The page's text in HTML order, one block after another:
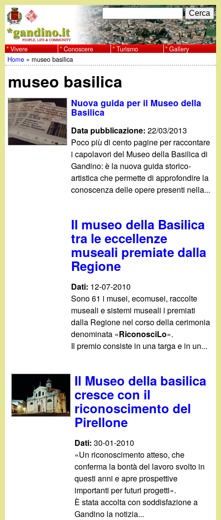
al
contenuto
principale
w
w
w
.
g
F
o
r
m
d
i
r
i
c
e
c
a
C
e
r
c
Vivere Conoscere Turismo Gallery
sei
qui
Home » museo basilica
museo basilica
Nuova guida per il Museo della
Basilica
Data pubblicazione:22/03/2013
Poco più di cento pagine per raccontare
i capolavori del Museo della Basilica di
Gandino: è la nuova guida storico-
artistica che permette di approfondire la
conoscenza delle opere presenti nella...
Il museo della Basilica
tra le eccellenze
museali premiate dalla
Regione
Dati: 12-07-2010
Sono 61 i musei, ecomusei, raccolte
museali e sistemi museali i premiati
dalla Regione nel corso della cerimonia
denominata «RiconosciLo».
Il premio consiste in una targa e in un...
Il Museo della basilica
cresce con il
riconoscimento del
Pirellone
Dati:30-01-2010
«Un riconoscimento atteso, che
conferma la bontà del lavoro svolto in
questi anni e apre prospettive
importanti per futuri progetti».
È stata accolta con soddisfazione a
Gandino la notizia...